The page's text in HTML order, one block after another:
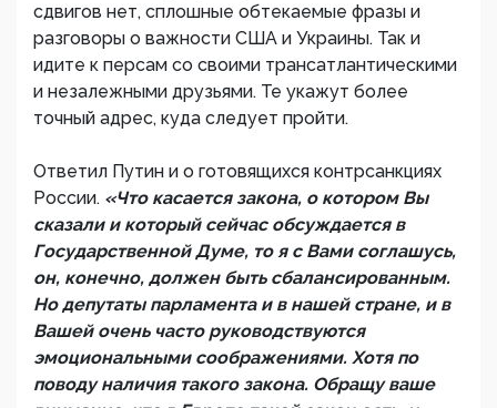
сдвигов нет, сплошные обтекаемые фразы и
разговоры о важности США и Украины. Так и
идите к персам со своими трансатлантическими
и незалежными друзьями. Те укажут более
точный адрес, куда следует пройти.
Ответил Путин и о готовящихся контрсанкциях
России. «Что касается закона, о котором Вы
сказали и который сейчас обсуждается в
Государственной Думе, то я с Вами соглашусь,
он, конечно, должен быть сбалансированным.
Но депутаты парламента и в нашей стране, и в
Вашей очень часто руководствуются
эмоциональными соображениями. Хотя по
поводу наличия такого закона. Обращу ваше